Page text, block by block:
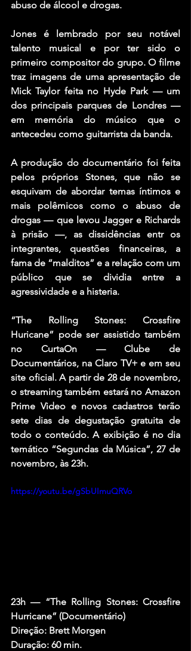
abuso de álcool e drogas.
Jones é lembrado por seu notável
talento musical e por ter sido o
primeiro compositor do grupo. O filme
traz imagens de uma apresentação de
Mick Taylor feita no Hyde Park — um
dos principais parques de Londres —
em memória do músico que o
antecedeu como guitarrista da banda.
A produção do documentário foi feita
pelos próprios Stones, que não se
esquivam de abordar temas íntimos e
mais polêmicos como o abuso de
drogas — que levou Jagger e Richards
à prisão —, as dissidências entr os
integrantes, questões financeiras, a
fama de “malditos” e a relação com um
público que se dividia entre a
agressividade e a histeria.
“The Rolling Stones: Crossfire
Huricane” pode ser assistido também
no CurtaOn — Clube de
Documentários, na Claro TV+ e em seu
site oficial. A partir de 28 de novembro,
o streaming também estará no Amazon
Prime Video e novos cadastros terão
sete dias de degustação gratuita de
todo o conteúdo. A exibição é no dia
temático “Segundas da Música”, 27 de
novembro, às 23h.
https://youtu.be/gSbUImuQRVo
23h — “The Rolling Stones: Crossfire
Hurricane” (Documentário)
Direção: Brett Morgen
Duração: 60 min.